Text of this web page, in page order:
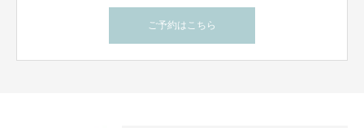
ご予約はこちら